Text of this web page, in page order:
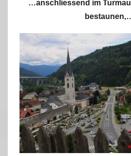
…anschliessend im